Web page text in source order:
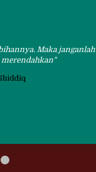
Maka janganlah